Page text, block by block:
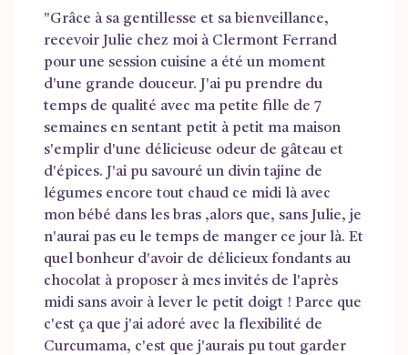
"Grâce à sa gentillesse et sa bienveillance,
recevoir Julie chez moi à Clermont Ferrand
pour une session cuisine a été un moment
d'une grande douceur. J'ai pu prendre du
temps de qualité avec ma petite fille de 7
semaines en sentant petit à petit ma maison
s'emplir d'une délicieuse odeur de gâteau et
d'épices. J'ai pu savouré un divin tajine de
légumes encore tout chaud ce midi là avec
mon bébé dans les bras ,alors que, sans Julie, je
n'aurai pas eu le temps de manger ce jour là. Et
quel bonheur d'avoir de délicieux fondants au
chocolat à proposer à mes invités de l'après
midi sans avoir à lever le petit doigt ! Parce que
c'est ça que j'ai adoré avec la flexibilité de
Curcumama, c'est que j'aurais pu tout garder